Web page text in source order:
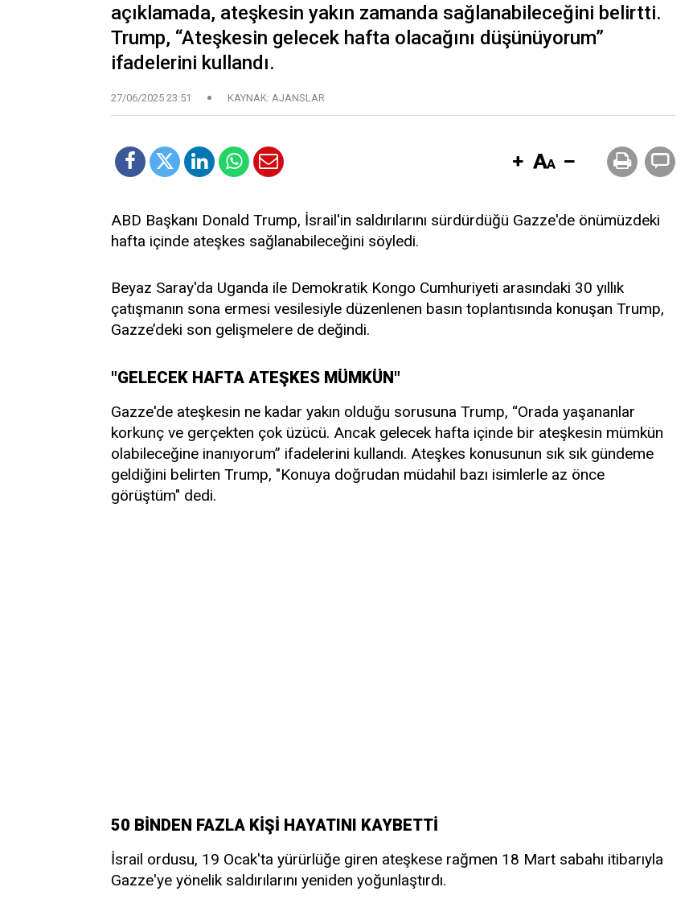
açıklamada, ateşkesin yakın zamanda sağlanabileceğini belirtti.
Trump, “Ateşkesin gelecek hafta olacağını düşünüyorum”
ifadelerini kullandı.
27/06/2025 23:51 KAYNAK: AJANSLAR
ABD Başkanı Donald Trump, İsrail'in saldırılarını sürdürdüğü Gazze'de önümüzdeki
hafta içinde ateşkes sağlanabileceğini söyledi.
Beyaz Saray'da Uganda ile Demokratik Kongo Cumhuriyeti arasındaki 30 yıllık
çatışmanın sona ermesi vesilesiyle düzenlenen basın toplantısında konuşan Trump,
Gazze’deki son gelişmelere de değindi.
"GELECEK HAFTA ATEŞKES MÜMKÜN"
Gazze'de ateşkesin ne kadar yakın olduğu sorusuna Trump, “Orada yaşananlar
korkunç ve gerçekten çok üzücü. Ancak gelecek hafta içinde bir ateşkesin mümkün
olabileceğine inanıyorum” ifadelerini kullandı. Ateşkes konusunun sık sık gündeme
geldiğini belirten Trump, "Konuya doğrudan müdahil bazı isimlerle az önce
görüştüm" dedi.
50 BİNDEN FAZLA KİŞİ HAYATINI KAYBETTİ
İsrail ordusu, 19 Ocak'ta yürürlüğe giren ateşkese rağmen 18 Mart sabahı itibarıyla
Gazze'ye yönelik saldırılarını yeniden yoğunlaştırdı.